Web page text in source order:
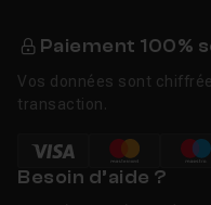
Paiement 100%
Vos données sont
transaction.
Besoin d’aide ?